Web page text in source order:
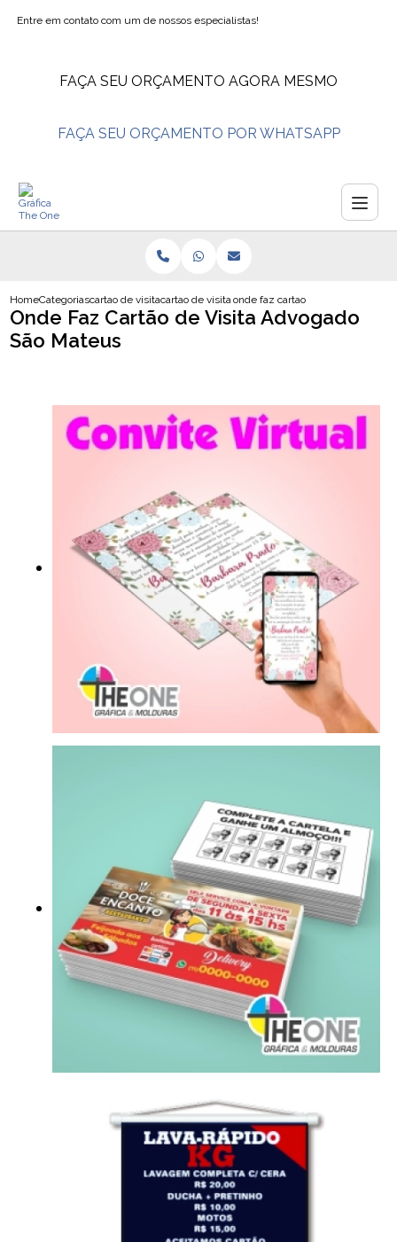
Entre em contato com um de nossos especialistas!
FAÇA SEU ORÇAMENTO AGORA MESMO
FAÇA SEU ORÇAMENTO POR WHATSAPP
HomeCategoriascartao de visitacartao de visita salao de beleza
onde faz cartao de visita
Onde Faz Cartão de Visita Advogado
São Mateus